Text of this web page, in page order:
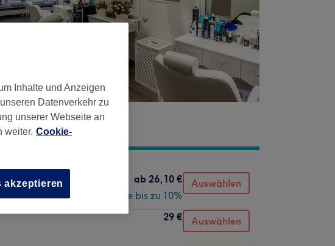
ab 26,10 €
Spare bis zu 10%
Auswählen
29 € Auswählen
Inhalte und Anzeigen
Datenverkehr zu
unserer Webseite an
weiter. Cookie-
akzeptieren